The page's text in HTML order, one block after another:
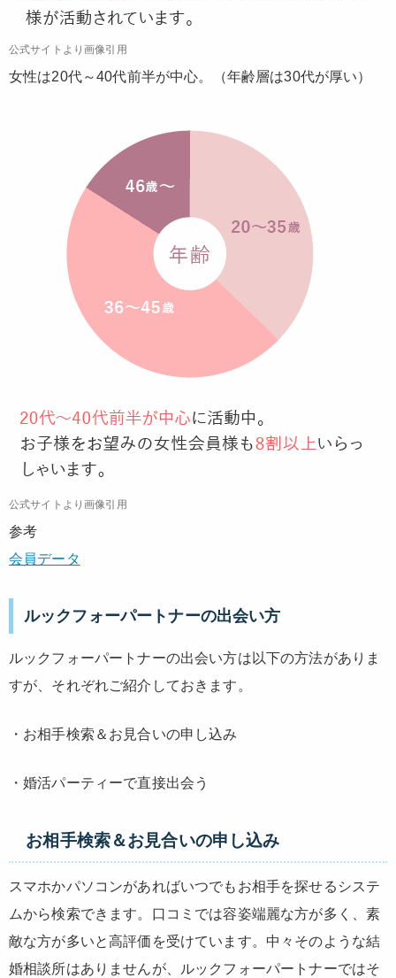
公式サイトより画像引用
女性は20代～40代前半が中心。（年齢層は30代が厚い）
公式サイトより画像引用
参考
会員データ
ルックフォーパートナーの出会い方
ルックフォーパートナーの出会い方は以下の方法がありま
すが、それぞれご紹介しておきます。
・お相手検索＆お見合いの申し込み
・婚活パーティーで直接出会う
お相手検索＆お見合いの申し込み
スマホかパソコンがあればいつでもお相手を探せるシステ
ムから検索できます。口コミでは容姿端麗な方が多く、素
敵な方が多いと高評価を受けています。中々そのような結
婚相談所はありませんが、ルックフォーパートナーではそ